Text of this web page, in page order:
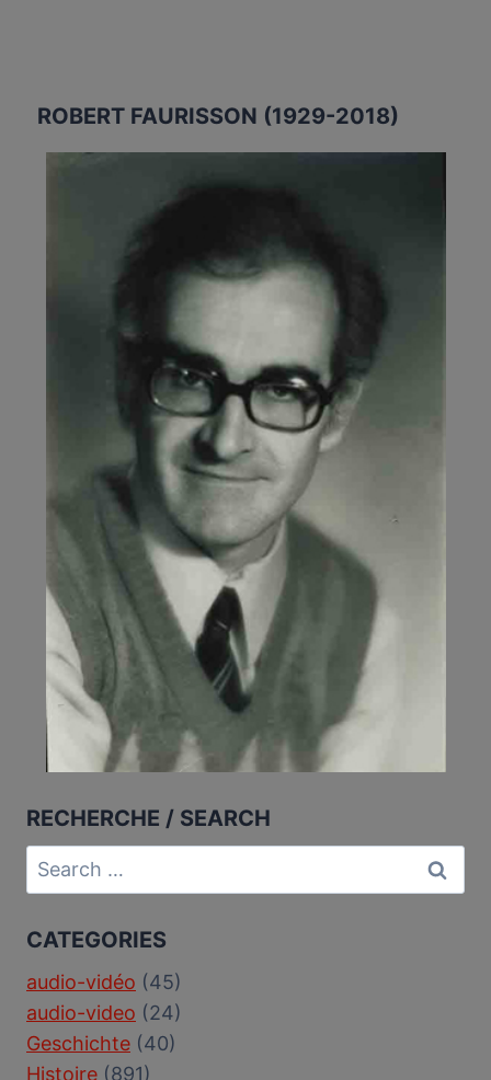
ROBERT FAURISSON (1929-2018)
RECHERCHE / SEARCH
Search
for:
CATEGORIES
audio-vidéo (45)
audio-video (24)
Geschichte (40)
Histoire (891)